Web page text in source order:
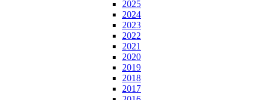
2025
2024
2023
2022
2021
2020
2019
2018
2017